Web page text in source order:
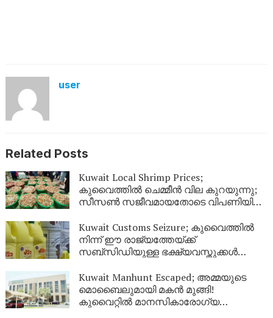
user
Related Posts
Kuwait Local Shrimp Prices;
കുവൈത്തിൽ ചെമ്മീൻ വില കുറയുന്നു;
സീസൺ സജീവമായതോടെ വിപണിയിൽ
Kuwait Customs Seizure; കുവൈത്തിൽ
നിന്ന് ഈ രാജ്യത്തേയ്ക്ക്
സബ്സിഡിയുള്ള ഭക്ഷ്യവസ്തുക്കൾ
Kuwait Manhunt Escaped; അമ്മയുടെ
മൊബൈലുമായി മകൻ മുങ്ങി!
കുവൈറ്റിൽ മാനസികാരോഗ്യ